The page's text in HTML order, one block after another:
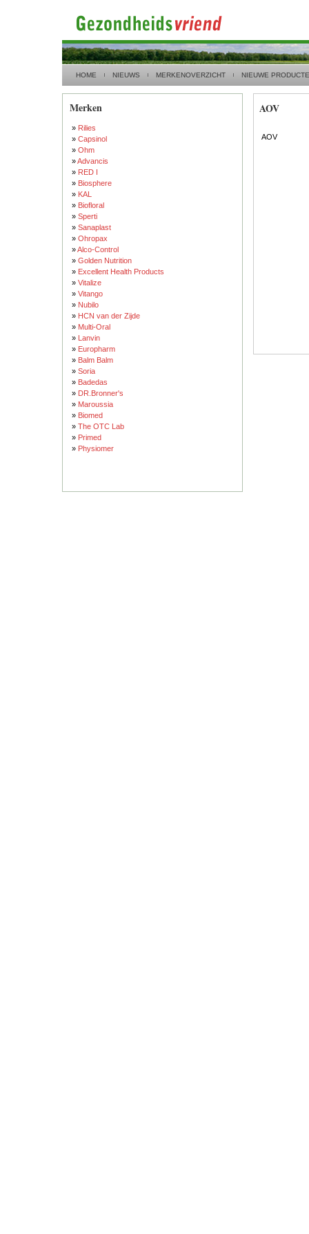
HOME NIEUWS MERKENOVERZICHT NIEUWE
Merken
» Rilies
» Capsinol
» Ohm
»Advancis
» RED I
» Biosphere
» KAL
» Biofloral
» Sperti
» Sanaplast
» Ohropax
»Alco-Control
» Golden Nutrition
» Excellent Health Products
» Vitalize
» Vitango
» Nubilo
» HCN van der Zijde
» Multi-Oral
» Lanvin
» Europharm
» Balm Balm
» Soria
» Badedas
» DR.Bronner's
» Maroussia
» Biomed
» The OTC Lab
» Primed
» Physiomer
AOV
AOV